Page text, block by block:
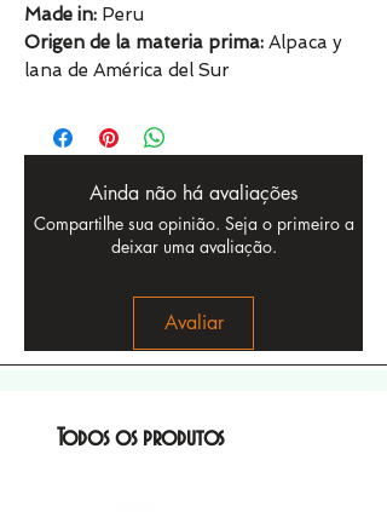
Made in: Peru
Origen de la materia prima: Alpaca y
lana de América del Sur
Ainda não há avaliações
Compartilhe sua opinião. Seja o primeiro a
deixar uma avaliação.
Avaliar
Todos os produtos